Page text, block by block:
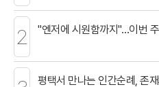
2 "엔저에 시원함까지"…이번
평택서 만나는 인간순례, 존